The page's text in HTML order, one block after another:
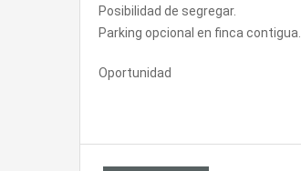
Posibilidad de segregar.
Parking opcional en finca contigua.
Oportunidad